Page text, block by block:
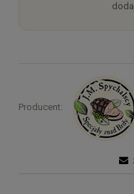
Producent: